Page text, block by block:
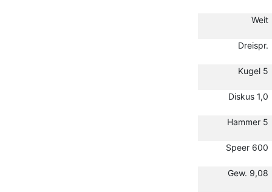
Weit
Dreispr.
Kugel 5
Diskus 1,0
Hammer 5
Speer 600
Gew. 9,08